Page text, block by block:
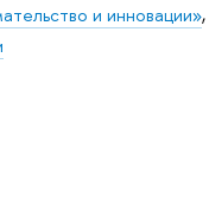
и инновации»,